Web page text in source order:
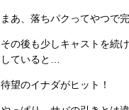
まあ、落ちパクってやつで
その後も少しキャストを続
していると…
待望のイナダがヒット！